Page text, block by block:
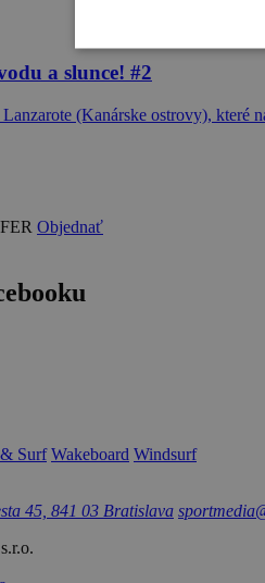
a slunce! #2
(Kanárske ostrovy),
Objednať
Surf Wakeboard Windsurf
45, 841 03 Bratislava